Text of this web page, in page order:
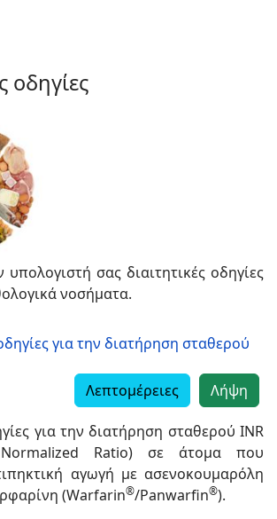
οδηγίες
υπολογιστή σας διαιτητικές οδηγίες
νοσήματα.
για την διατήρηση σταθερού
Λήψη
Λεπτομέρειες
για την διατήρηση σταθερού INR
Ratio) σε άτομα που
αγωγή με ασενοκουμαρόλη
(Warfarin®/Panwarfin®).